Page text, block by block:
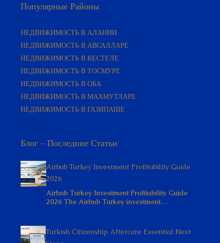
Популярные Районы
НЕДВИЖИМОСТЬ В АЛАНИИ
НЕДВИЖИМОСТЬ В АВСАЛЛАРЕ
НЕДВИЖИМОСТЬ В КЕСТЕЛЕ
НЕДВИЖИМОСТЬ В ТОСМУРЕ
НЕДВИЖИМОСТЬ В ОБА
НЕДВИЖИМОСТЬ В МАХМУТЛАРЕ
НЕДВИЖИМОСТЬ В ГАЗИПАШЕ
Блог – Последние Статьи
Airbnb Turkey Investment Profitability Guide
2026
Airbnb Turkey Investment Profitability Guide
2026 The Airbnb Turkey investment…
Turkish Citizenship Aftercare Essential Next